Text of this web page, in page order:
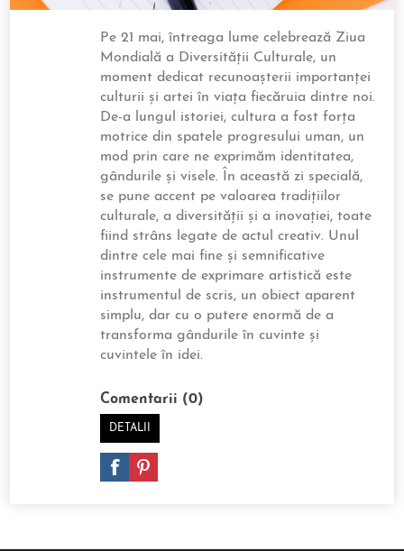
Pe 21 mai, întreaga lume celebrează Ziua
Mondială a Diversității Culturale, un
moment dedicat recunoașterii importanței
culturii și artei în viața fiecăruia dintre noi.
De-a lungul istoriei, cultura a fost forța
motrice din spatele progresului uman, un
mod prin care ne exprimăm identitatea,
gândurile și visele. În această zi specială,
se pune accent pe valoarea tradițiilor
culturale, a diversității și a inovației, toate
fiind strâns legate de actul creativ. Unul
dintre cele mai fine și semnificative
instrumente de exprimare artistică este
instrumentul de scris, un obiect aparent
simplu, dar cu o putere enormă de a
transforma gândurile în cuvinte și
cuvintele în idei.
Comentarii (0)
DETALII